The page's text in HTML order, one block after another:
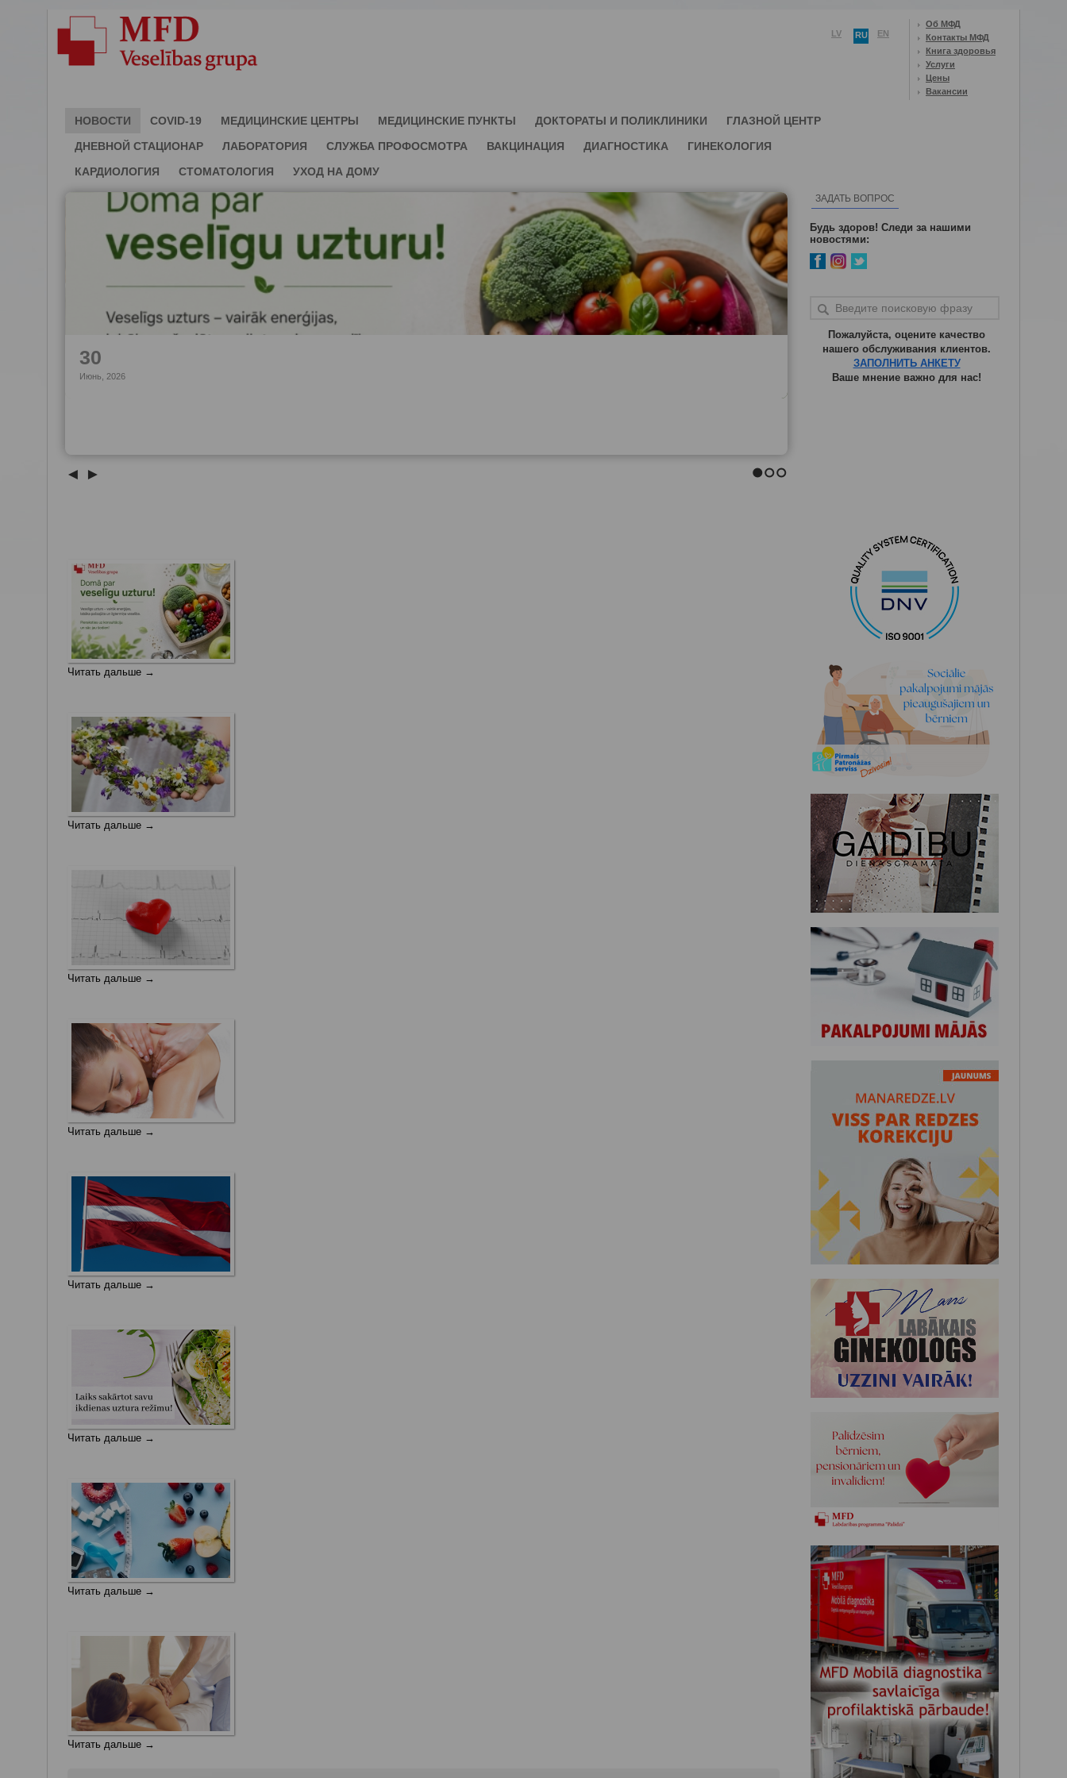
LV RU EN
Об МФД
Контакты МФД
Книга здоровья
Услуги
Цены
Вакансии
НОВОСТИ COVID-19 МЕДИЦИНСКИЕ ЦЕНТРЫ МЕДИЦИНСКИЕ ПУНКТЫ ДОКТОРАТЫ И ПОЛИКЛИНИКИ
ГЛАЗНОЙ ЦЕНТР
ДНЕВНОЙ СТАЦИОНАР
ЛАБОРАТОРИЯ СЛУЖБА ПРОФОСМОТРА ВАКЦИНАЦИЯ ДИАГНОСТИКА
ГИНЕКОЛОГИЯ
КАРДИОЛОГИЯ
СТОМАТОЛОГИЯ УХОД НА ДОМУ
30
Июнь, 2026
◄ ►
ЗАДАТЬ ВОПРОС
Будь здоров! Следи за нашими
новостями:
Пожалуйста, оцените качество
нашего обслуживания клиентов.
ЗАПОЛНИТЬ АНКЕТУ
Ваше мнение важно для нас!
Читать дальше →
Читать дальше →
Читать дальше →
Читать дальше →
Читать дальше →
Читать дальше →
Читать дальше →
Читать дальше →